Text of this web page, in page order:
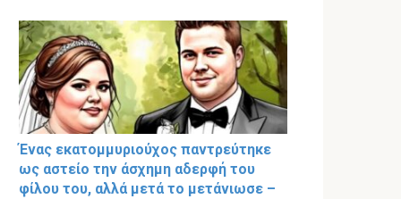
Ένας εκατομμυριούχος παντρεύτηκε
ως αστείο την άσχημη αδερφή του
φίλου του, αλλά μετά το μετάνιωσε –